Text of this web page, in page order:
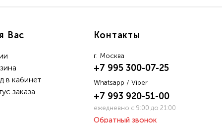
Вас
в кабинет
заказа
Контакты
г. Москва
+7 995 300-07-25
+7 993 920-51-00
Whatsapp / Viber
ежедневно с 9:00 до 21:00
Обратный звонок